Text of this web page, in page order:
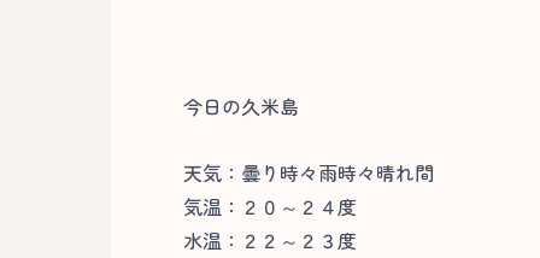
今日の久米島
天気：曇り時々雨時々晴れ間
気温：２０～２４度
水温：２２～２３度